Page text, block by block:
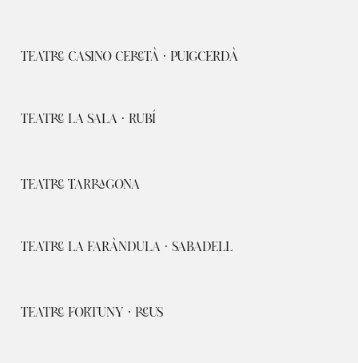
TEATRE CASINO CERETÀ · PUIGCERDÀ
TEATRE LA SALA · RUBÍ
TEATRE TARRAGONA
TEATRE LA FARÀNDULA · SABADELL
TEATRE FORTUNY · REUS